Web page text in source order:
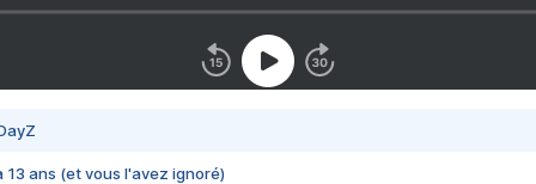
13 ans (et vous l'avez ignoré)